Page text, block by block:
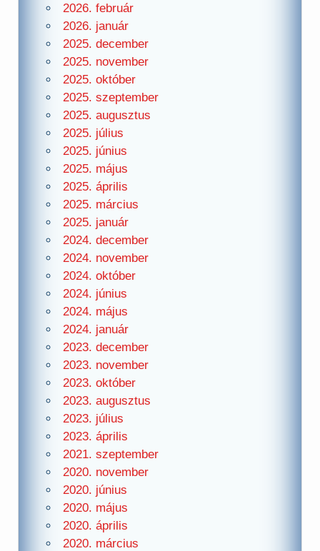
2026. február
2026. január
2025. december
2025. november
2025. október
2025. szeptember
2025. augusztus
2025. július
2025. június
2025. május
2025. április
2025. március
2025. január
2024. december
2024. november
2024. október
2024. június
2024. május
2024. január
2023. december
2023. november
2023. október
2023. augusztus
2023. július
2023. április
2021. szeptember
2020. november
2020. június
2020. május
2020. április
2020. március